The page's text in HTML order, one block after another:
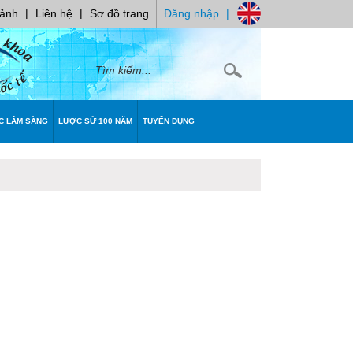
| Liên hệ | Sơ đồ trang Đăng nhập |
LÂM SÀNG LƯỢC SỬ 100 NĂM TUYỂN DỤNG